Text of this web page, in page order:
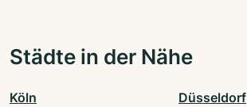
Städte in der Nähe
Köln Düsseldorf